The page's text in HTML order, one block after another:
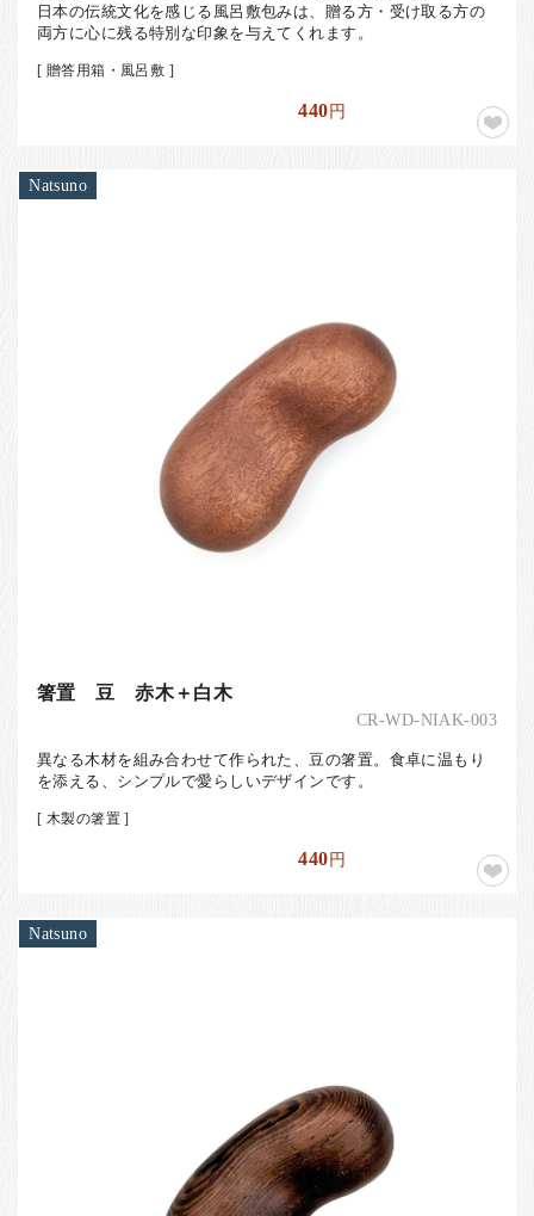
日本の伝統文化を感じる風呂敷包みは、贈る方・受け取る方の
両方に心に残る特別な印象を与えてくれます。
[ 贈答用箱・風呂敷 ]
440円
Natsuno
箸置 豆 赤木＋白木
CR-WD-NIAK-003
異なる木材を組み合わせて作られた、豆の箸置。食卓に温もり
を添える、シンプルで愛らしいデザインです。
[ 木製の箸置 ]
440円
Natsuno